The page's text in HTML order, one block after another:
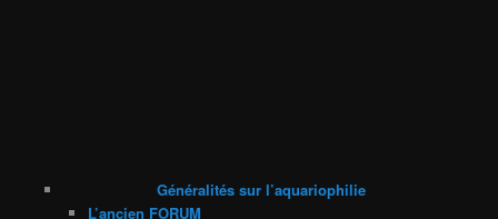
Généralités sur l’aquariophilie
L’ancien FORUM